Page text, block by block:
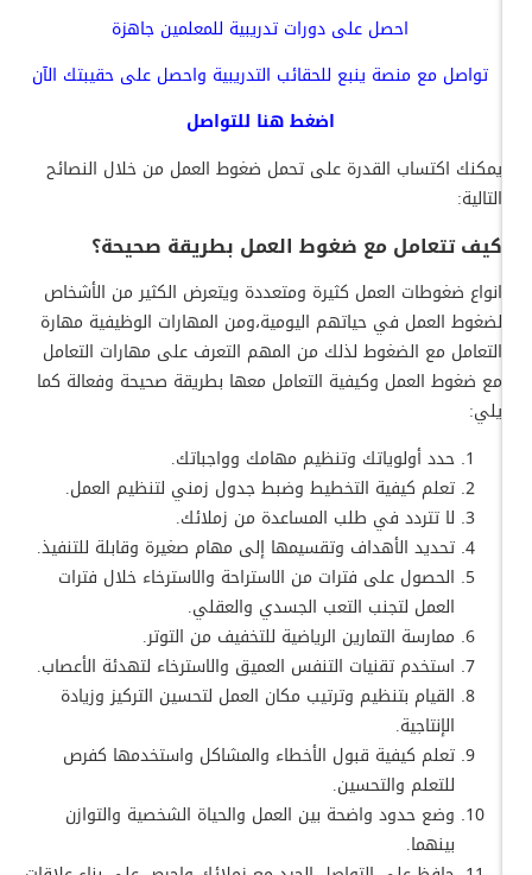
احصل علىدورات تدريبية للمعلمين جاهزة
تواصل مع منصة ينبع للحقائب التدريبية واحصل على حقيبتك الآن
اضغطهنا للتواصل
يمكنك اكتساب القدرة على تحمل ضغوط العمل من خلال النصائح
التالية:
كيف تتعامل مع ضغوط العمل بطريقة صحيحة؟
انواع ضغوطات العمل كثيرة ومتعددة ويتعرض الكثير من الأشخاص
لضغوط العمل في حياتهم اليومية،ومن المهارات الوظيفية مهارة
التعامل مع الضغوط لذلك من المهم التعرف على مهارات التعامل
مع ضغوط العمل وكيفية التعامل معها بطريقة صحيحة وفعالة كما
يلي:
حدد أولوياتك وتنظيم مهامك وواجباتك.
تعلم كيفية التخطيط وضبط جدول زمني لتنظيم العمل.
لا تتردد في طلب المساعدة من زملائك.
تحديد الأهداف وتقسيمها إلى مهام صغيرة وقابلة للتنفيذ.
الحصول على فترات من الاستراحة والاسترخاء خلال فترات
العمل لتجنب التعب الجسدي والعقلي.
ممارسة التمارين الرياضية للتخفيف من التوتر.
استخدم تقنيات التنفس العميق والاسترخاء لتهدئة الأعصاب.
القيام بتنظيم وترتيب مكان العمل لتحسين التركيز وزيادة
الإنتاجية.
تعلم كيفية قبول الأخطاء والمشاكل واستخدمها كفرص
للتعلم والتحسين.
وضع حدود واضحة بين العمل والحياة الشخصية والتوازن
بينهما.